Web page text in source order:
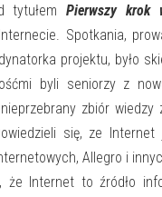
tytułemPierwszy krok
Spotkania,
projektu, było
byli seniorzy z
zbiór
się, ze
Allegro i
że Internet to źródło